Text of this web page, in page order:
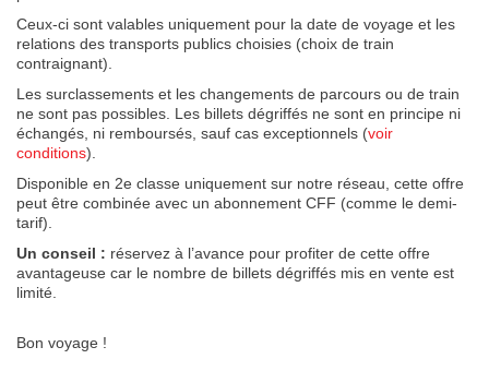
Ceux-ci sont valables uniquement pour la date de voyage et les
relations des transports publics choisies (choix de train
contraignant).
Les surclassements et les changements de parcours ou de train
ne sont pas possibles. Les billets dégriffés ne sont en principe ni
échangés, ni remboursés, sauf cas exceptionnels (voir
conditions).
Disponible en 2e classe uniquement sur notre réseau, cette offre
peut être combinée avec un abonnement CFF (comme le demi-
tarif).
Un conseil : réservez à l’avance pour profiter de cette offre
avantageuse car le nombre de billets dégriffés mis en vente est
limité.
Bon voyage !